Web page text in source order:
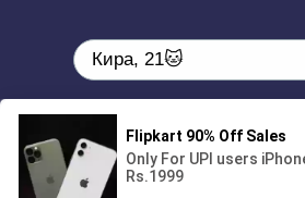
00:00
Кира, 21🐱
Поиграешь со мной? 💖🐾